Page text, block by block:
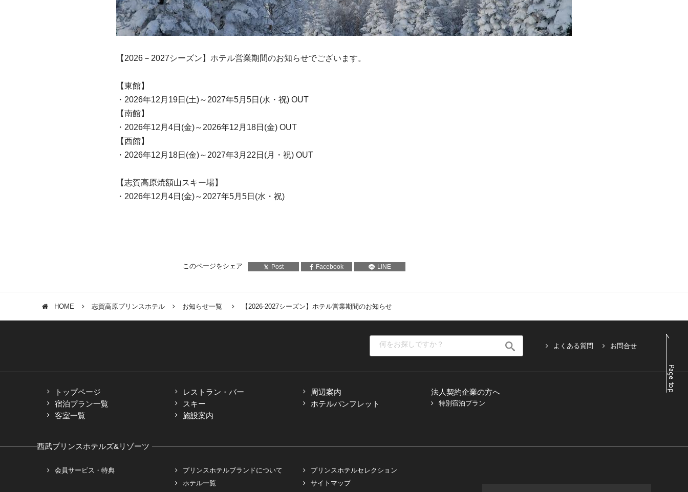
【2026－2027シーズン】ホテル営業期間のお知らせでございます。
【東館】
・2026年12月19日(土)～2027年5月5日(水・祝) OUT
【南館】
・2026年12月4日(金)～2026年12月18日(金) OUT
【西館】
・2026年12月18日(金)～2027年3月22日(月・祝) OUT
【志賀高原焼額山スキー場】
・2026年12月4日(金)～2027年5月5日(水・祝)
このページをシェア Post Facebook LINE
HOME 志賀高原プリンスホテル お知らせ一覧 【2026‐2027シーズン】ホテル営業期間のお知らせ
よくある質問 お問合せ
トップページ
宿泊プラン一覧
客室一覧
レストラン・バー
スキー
施設案内
周辺案内
ホテルパンフレット
法人契約企業の方へ
特別宿泊プラン
西武プリンスホテルズ&リゾーツ
会員サービス・特典
プリンスホテルブランドについて
ホテル一覧
プリンスホテルセレクション
サイトマップ